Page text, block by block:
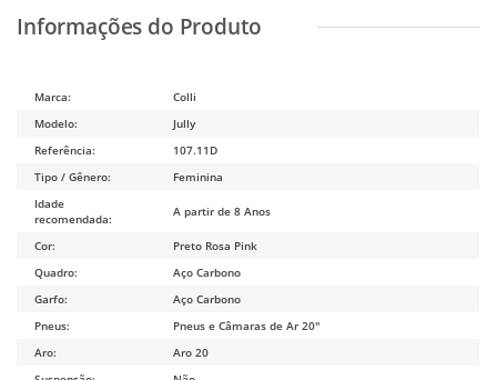
Marca:
Colli
Modelo:
Jully
Referência:
107.11D
Tipo / Gênero:
Feminina
Idade
recomendada:
A partir de 8 Anos
Cor:
Preto Rosa Pink
Quadro:
Aço Carbono
Garfo:
Aço Carbono
Pneus:
Pneus e Câmaras de Ar 20"
Aro:
Aro 20